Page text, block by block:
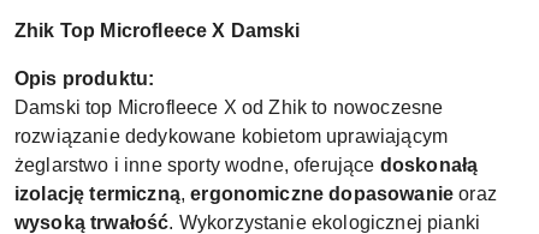
Zhik Top Microfleece X Damski
Opis produktu:
Damski top Microfleece X od Zhik to nowoczesne
rozwiązanie dedykowane kobietom uprawiającym
żeglarstwo i inne sporty wodne, oferujące doskonałą
izolację termiczną,ergonomiczne dopasowanie oraz
wysoką trwałość. Wykorzystanie ekologicznej pianki